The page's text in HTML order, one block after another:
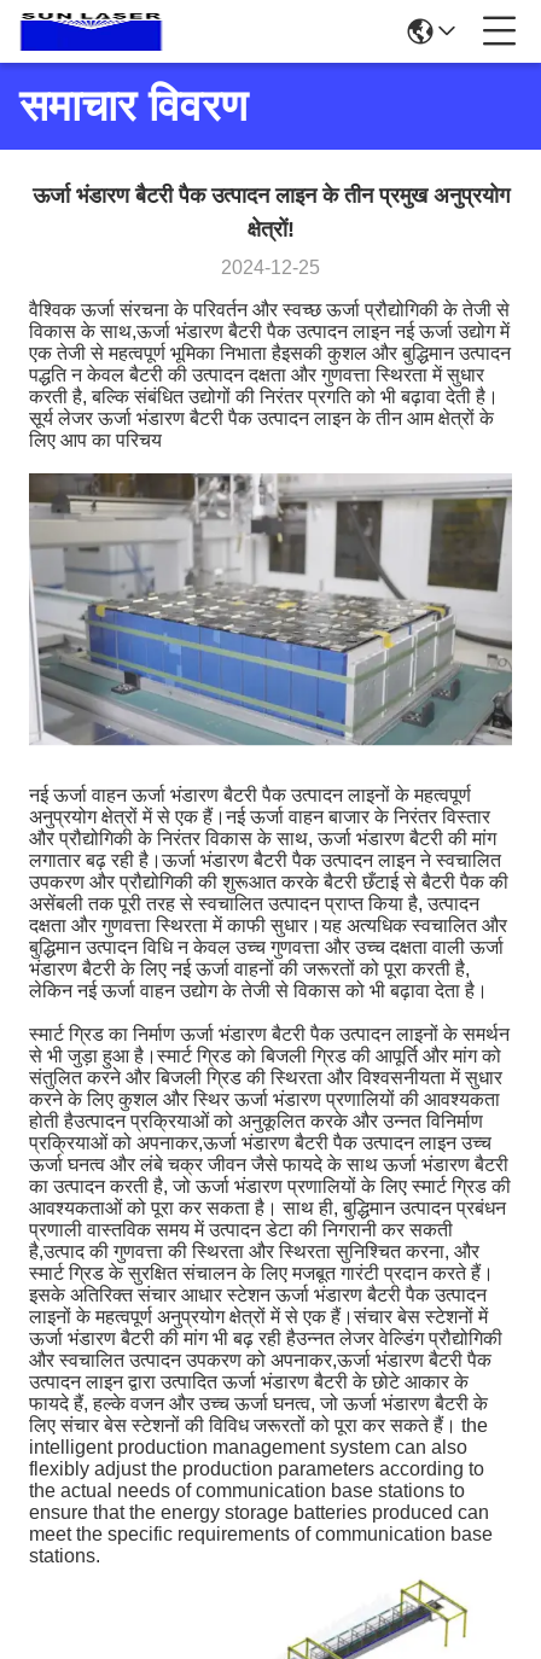
समाचार विवरण
ऊर्जा भंडारण बैटरी पैक उत्पादन लाइन के तीन प्रमुख अनुप्रयोग
क्षेत्रों!
2024-12-25
वैश्विक ऊर्जा संरचना के परिवर्तन और स्वच्छ ऊर्जा प्रौद्योगिकी के तेजी से
विकास के साथ,ऊर्जा भंडारण बैटरी पैक उत्पादन लाइन नई ऊर्जा उद्योग में
एक तेजी से महत्वपूर्ण भूमिका निभाता हैइसकी कुशल और बुद्धिमान उत्पादन
पद्धति न केवल बैटरी की उत्पादन दक्षता और गुणवत्ता स्थिरता में सुधार
करती है, बल्कि संबंधित उद्योगों की निरंतर प्रगति को भी बढ़ावा देती है।
सूर्य लेजर ऊर्जा भंडारण बैटरी पैक उत्पादन लाइन के तीन आम क्षेत्रों के
लिए आप का परिचय
नई ऊर्जा वाहन ऊर्जा भंडारण बैटरी पैक उत्पादन लाइनों के महत्वपूर्ण
अनुप्रयोग क्षेत्रों में से एक हैं।नई ऊर्जा वाहन बाजार के निरंतर विस्तार
और प्रौद्योगिकी के निरंतर विकास के साथ, ऊर्जा भंडारण बैटरी की मांग
लगातार बढ़ रही है।ऊर्जा भंडारण बैटरी पैक उत्पादन लाइन ने स्वचालित
उपकरण और प्रौद्योगिकी की शुरूआत करके बैटरी छँटाई से बैटरी पैक की
असेंबली तक पूरी तरह से स्वचालित उत्पादन प्राप्त किया है, उत्पादन
दक्षता और गुणवत्ता स्थिरता में काफी सुधार।यह अत्यधिक स्वचालित और
बुद्धिमान उत्पादन विधि न केवल उच्च गुणवत्ता और उच्च दक्षता वाली ऊर्जा
भंडारण बैटरी के लिए नई ऊर्जा वाहनों की जरूरतों को पूरा करती है,
लेकिन नई ऊर्जा वाहन उद्योग के तेजी से विकास को भी बढ़ावा देता है।
स्मार्ट ग्रिड का निर्माण ऊर्जा भंडारण बैटरी पैक उत्पादन लाइनों के समर्थन
से भी जुड़ा हुआ है।स्मार्ट ग्रिड को बिजली ग्रिड की आपूर्ति और मांग को
संतुलित करने और बिजली ग्रिड की स्थिरता और विश्वसनीयता में सुधार
करने के लिए कुशल और स्थिर ऊर्जा भंडारण प्रणालियों की आवश्यकता
होती हैउत्पादन प्रक्रियाओं को अनुकूलित करके और उन्नत विनिर्माण
प्रक्रियाओं को अपनाकर,ऊर्जा भंडारण बैटरी पैक उत्पादन लाइन उच्च
ऊर्जा घनत्व और लंबे चक्र जीवन जैसे फायदे के साथ ऊर्जा भंडारण बैटरी
का उत्पादन करती है, जो ऊर्जा भंडारण प्रणालियों के लिए स्मार्ट ग्रिड की
आवश्यकताओं को पूरा कर सकता है। साथ ही, बुद्धिमान उत्पादन प्रबंधन
प्रणाली वास्तविक समय में उत्पादन डेटा की निगरानी कर सकती
है,उत्पाद की गुणवत्ता की स्थिरता और स्थिरता सुनिश्चित करना, और
स्मार्ट ग्रिड के सुरक्षित संचालन के लिए मजबूत गारंटी प्रदान करते हैं।
इसके अतिरिक्त संचार आधार स्टेशन ऊर्जा भंडारण बैटरी पैक उत्पादन
लाइनों के महत्वपूर्ण अनुप्रयोग क्षेत्रों में से एक हैं।संचार बेस स्टेशनों में
ऊर्जा भंडारण बैटरी की मांग भी बढ़ रही हैउन्नत लेजर वेल्डिंग प्रौद्योगिकी
और स्वचालित उत्पादन उपकरण को अपनाकर,ऊर्जा भंडारण बैटरी पैक
उत्पादन लाइन द्वारा उत्पादित ऊर्जा भंडारण बैटरी के छोटे आकार के
फायदे हैं, हल्के वजन और उच्च ऊर्जा घनत्व, जो ऊर्जा भंडारण बैटरी के
लिए संचार बेस स्टेशनों की विविध जरूरतों को पूरा कर सकते हैं। the
intelligent production management system can also
flexibly adjust the production parameters according to
the actual needs of communication base stations to
ensure that the energy storage batteries produced can
meet the specific requirements of communication base
stations.